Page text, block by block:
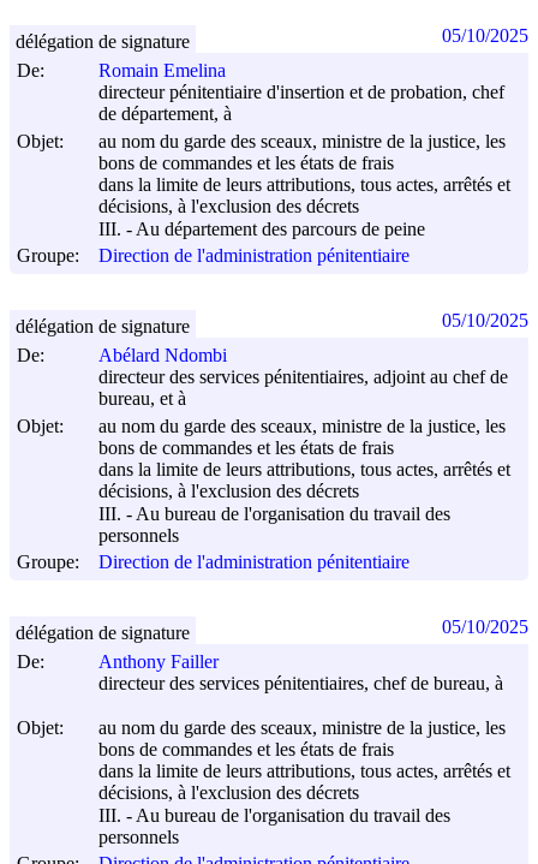
De:
Romain Emelina
directeur pénitentiaire d'insertion et de probation, chef
de département, à
Objet:
au nom du garde des sceaux, ministre de la justice, les
bons de commandes et les états de frais
dans la limite de leurs attributions, tous actes, arrêtés et
décisions, à l'exclusion des décrets
III. - Au département des parcours de peine
Groupe:
Direction de l'administration pénitentiaire
délégation de signature 05/10/2025
De:
Abélard Ndombi
directeur des services pénitentiaires, adjoint au chef de
bureau, et à
Objet:
au nom du garde des sceaux, ministre de la justice, les
bons de commandes et les états de frais
dans la limite de leurs attributions, tous actes, arrêtés et
décisions, à l'exclusion des décrets
III. - Au bureau de l'organisation du travail des
personnels
Groupe:
Direction de l'administration pénitentiaire
délégation de signature 05/10/2025
De:
Anthony Failler
directeur des services pénitentiaires, chef de bureau, à
Objet:
au nom du garde des sceaux, ministre de la justice, les
bons de commandes et les états de frais
dans la limite de leurs attributions, tous actes, arrêtés et
décisions, à l'exclusion des décrets
III. - Au bureau de l'organisation du travail des
personnels
délégation de signature 05/10/2025